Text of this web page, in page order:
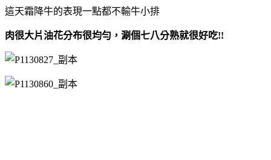
這天霜降牛的表現一點都不輸牛小排
肉很大片油花分布很均勻，涮個七八分熟就很好吃!!